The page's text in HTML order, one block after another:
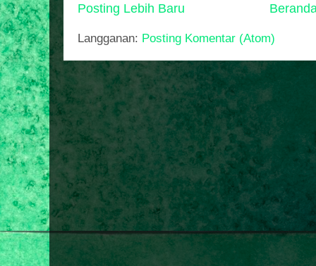
Posting Lebih Baru
Langganan: Posting Komentar (Atom)